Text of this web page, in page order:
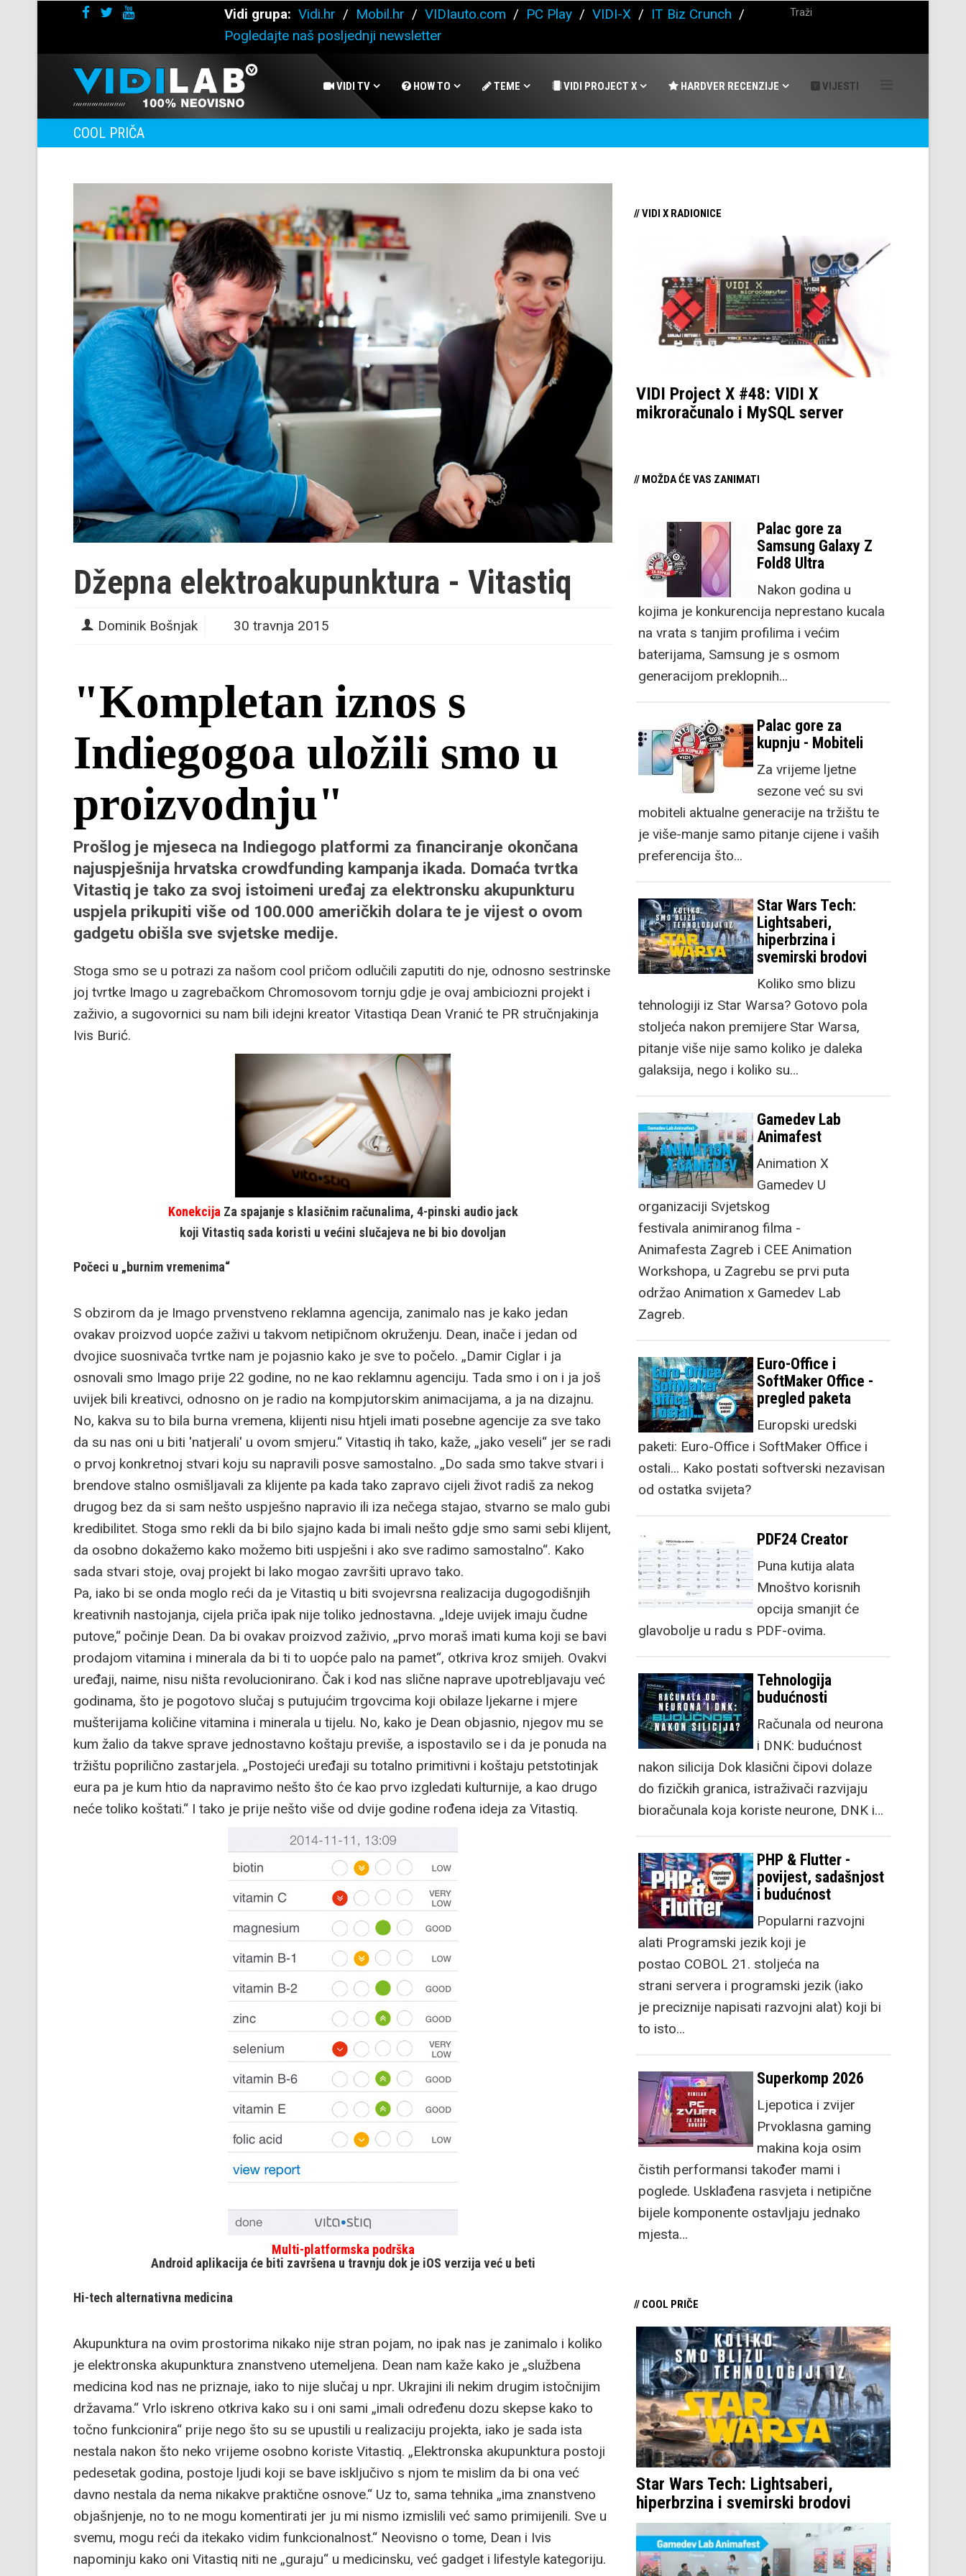
Vidi grupa: Vidi.hr / Mobil.hr / VIDIauto.com / PC Play / VIDI-X / IT Biz Crunch /
Pogledajte naš posljednji newsletter
VIDI TV HOW TO TEME VIDI PROJECT X HARDVER RECENZIJE VIJESTI
COOL PRIČA
Džepna elektroakupunktura - Vitastiq
Dominik Bošnjak 30 travnja 2015
"Kompletan iznos s
Indiegogoa uložili smo u
proizvodnju"
Prošlog je mjeseca na Indiegogo platformi za financiranje okončana
najuspješnija hrvatska crowdfunding kampanja ikada. Domaća tvrtka
Vitastiq je tako za svoj istoimeni uređaj za elektronsku akupunkturu
uspjela prikupiti više od 100.000 američkih dolara te je vijest o ovom
gadgetu obišla sve svjetske medije.
Stoga smo se u potrazi za našom cool pričom odlučili zaputiti do nje, odnosno sestrinske
joj tvrtke Imago u zagrebačkom Chromosovom tornju gdje je ovaj ambiciozni projekt i
zaživio, a sugovornici su nam bili idejni kreator Vitastiqa Dean Vranić te PR stručnjakinja
Ivis Burić.
KonekcijaZa spajanje s klasičnim računalima, 4-pinski audio jack
koji Vitastiq sada koristi u većini slučajeva ne bi bio dovoljan
Počeci u „burnim vremenima“
S obzirom da je Imago prvenstveno reklamna agencija, zanimalo nas je kako jedan
ovakav proizvod uopće zaživi u takvom netipičnom okruženju. Dean, inače i jedan od
dvojice suosnivača tvrtke nam je pojasnio kako je sve to počelo. „Damir Ciglar i ja
osnovali smo Imago prije 22 godine, no ne kao reklamnu agenciju. Tada smo i on i ja još
uvijek bili kreativci, odnosno on je radio na kompjutorskim animacijama, a ja na dizajnu.
No, kakva su to bila burna vremena, klijenti nisu htjeli imati posebne agencije za sve tako
da su nas oni u biti 'natjerali' u ovom smjeru.“ Vitastiq ih tako, kaže, „jako veseli“ jer se radi
o prvoj konkretnoj stvari koju su napravili posve samostalno. „Do sada smo takve stvari i
brendove stalno osmišljavali za klijente pa kada tako zapravo cijeli život radiš za nekog
drugog bez da si sam nešto uspješno napravio ili iza nečega stajao, stvarno se malo gubi
kredibilitet. Stoga smo rekli da bi bilo sjajno kada bi imali nešto gdje smo sami sebi klijent,
da osobno dokažemo kako možemo biti uspješni i ako sve radimo samostalno“. Kako
sada stvari stoje, ovaj projekt bi lako mogao završiti upravo tako.
Pa, iako bi se onda moglo reći da je Vitastiq u biti svojevrsna realizacija dugogodišnjih
kreativnih nastojanja, cijela priča ipak nije toliko jednostavna. „Ideje uvijek imaju čudne
putove,“ počinje Dean. Da bi ovakav proizvod zaživio, „prvo moraš imati kuma koji se bavi
prodajom vitamina i minerala da bi ti to uopće palo na pamet“, otkriva kroz smijeh. Ovakvi
uređaji, naime, nisu ništa revolucionirano. Čak i kod nas slične naprave upotrebljavaju već
godinama, što je pogotovo slučaj s putujućim trgovcima koji obilaze ljekarne i mjere
mušterijama količine vitamina i minerala u tijelu. No, kako je Dean objasnio, njegov mu se
kum žalio da takve sprave jednostavno koštaju previše, a ispostavilo se i da je ponuda na
tržištu poprilično zastarjela. „Postojeći uređaji su totalno primitivni i koštaju petstotinjak
eura pa je kum htio da napravimo nešto što će kao prvo izgledati kulturnije, a kao drugo
neće toliko koštati.“ I tako je prije nešto više od dvije godine rođena ideja za Vitastiq.
Multi-platformska podrška
Android aplikacija će biti završena u travnju dok je iOS verzija već u beti
Hi-tech alternativna medicina
Akupunktura na ovim prostorima nikako nije stran pojam, no ipak nas je zanimalo i koliko
je elektronska akupunktura znanstveno utemeljena. Dean nam kaže kako je „službena
medicina kod nas ne priznaje, iako to nije slučaj u npr. Ukrajini ili nekim drugim istočnijim
državama.“ Vrlo iskreno otkriva kako su i oni sami „imali određenu dozu skepse kako to
točno funkcionira“ prije nego što su se upustili u realizaciju projekta, iako je sada ista
nestala nakon što neko vrijeme osobno koriste Vitastiq. „Elektronska akupunktura postoji
pedesetak godina, postoje ljudi koji se bave isključivo s njom te mislim da bi ona već
davno nestala da nema nikakve praktične osnove.“ Uz to, sama tehnika „ima znanstveno
objašnjenje, no to ne mogu komentirati jer ju mi nismo izmislili već samo primijenili. Sve u
svemu, mogu reći da itekako vidim funkcionalnost.“ Neovisno o tome, Dean i Ivis
napominju kako oni Vitastiq niti ne „guraju“ u medicinsku, već gadget i lifestyle kategoriju.
// VIDI X RADIONICE
VIDI Project X #48: VIDI X
mikroračunalo i MySQL server
// MOŽDA ĆE VAS ZANIMATI
Palac gore za
Samsung Galaxy Z
Fold8 Ultra
Nakon godina u
kojima je konkurencija neprestano kucala
na vrata s tanjim profilima i većim
baterijama, Samsung je s osmom
generacijom preklopnih…
Palac gore za
kupnju - Mobiteli
Za vrijeme ljetne
sezone već su svi
mobiteli aktualne generacije na tržištu te
je više-manje samo pitanje cijene i vaših
preferencija što…
Star Wars Tech:
Lightsaberi,
hiperbrzina i
svemirski brodovi
Koliko smo blizu
tehnologiji iz Star Warsa? Gotovo pola
stoljeća nakon premijere Star Warsa,
pitanje više nije samo koliko je daleka
galaksija, nego i koliko su…
Gamedev Lab
Animafest
Animation X
Gamedev U
organizaciji Svjetskog
festivala animiranog filma -
Animafesta Zagreb i CEE Animation
Workshopa, u Zagrebu se prvi puta
održao Animation x Gamedev Lab
Zagreb.
Euro-Office i
SoftMaker Office -
pregled paketa
Europski uredski
paketi: Euro-Office i SoftMaker Office i
ostali... Kako postati softverski nezavisan
od ostatka svijeta?
PDF24 Creator
Puna kutija alata
Mnoštvo korisnih
opcija smanjit će
glavobolje u radu s PDF-ovima.
Tehnologija
budućnosti
Računala od neurona
i DNK: budućnost
nakon silicija Dok klasični čipovi dolaze
do fizičkih granica, istraživači razvijaju
bioračunala koja koriste neurone, DNK i…
PHP & Flutter -
povijest, sadašnjost
i budućnost
Popularni razvojni
alati Programski jezik koji je
postao COBOL 21. stoljeća na
strani servera i programski jezik (iako
je preciznije napisati razvojni alat) koji bi
to isto…
Superkomp 2026
Ljepotica i zvijer
Prvoklasna gaming
makina koja osim
čistih performansi također mami i
poglede. Usklađena rasvjeta i netipične
bijele komponente ostavljaju jednako
mjesta…
// COOL PRIČE
Star Wars Tech: Lightsaberi,
hiperbrzina i svemirski brodovi